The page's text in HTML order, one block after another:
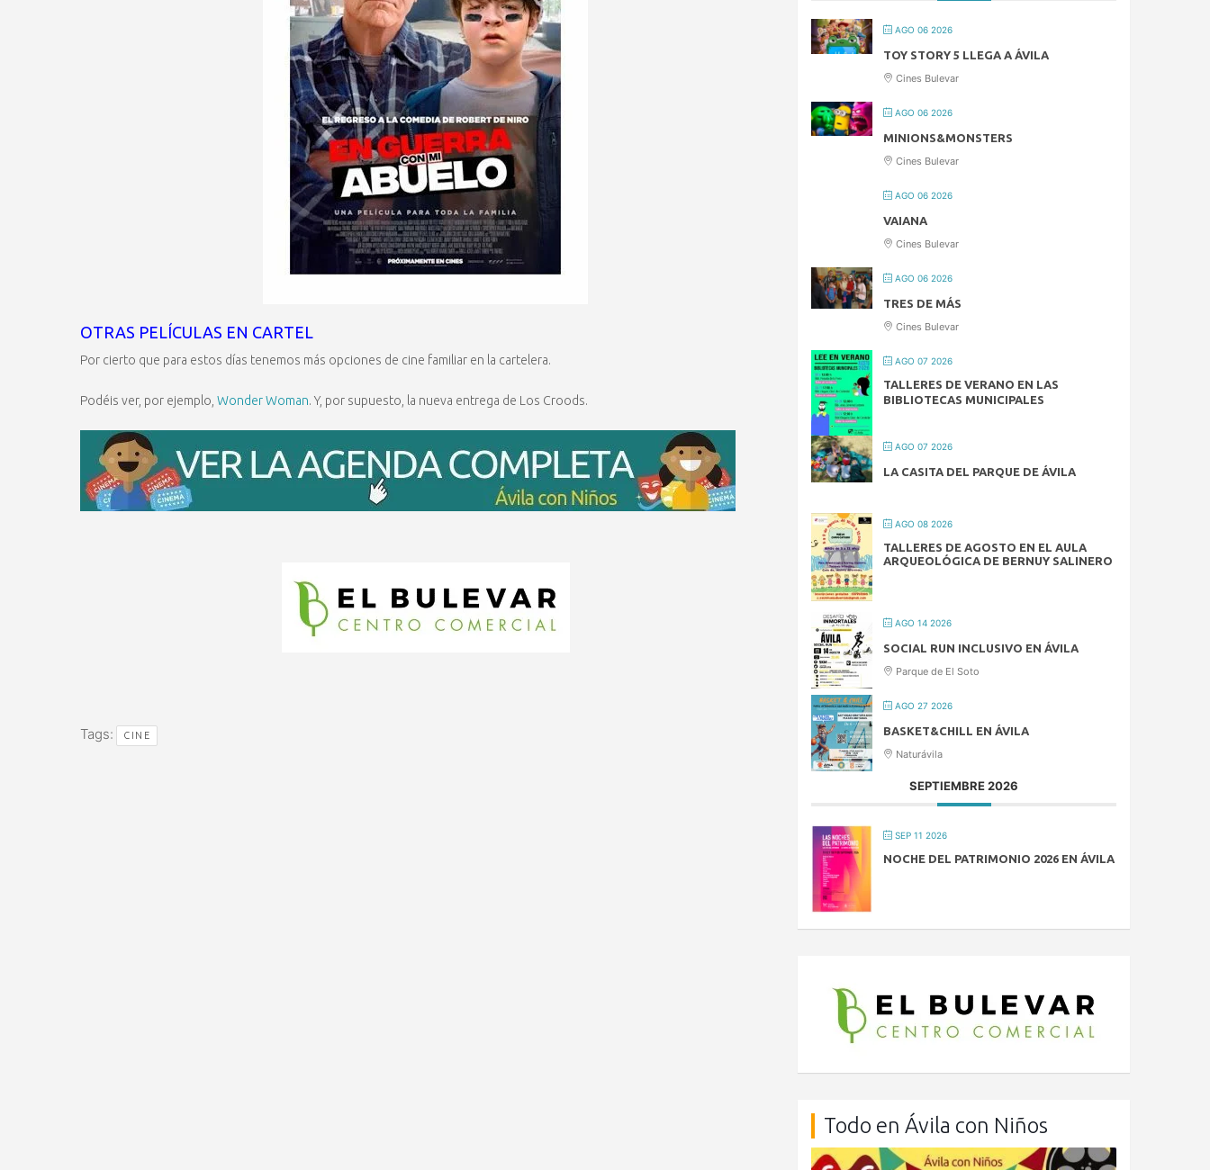
OTRAS PELÍCULAS EN CARTEL
Por cierto que para estos días tenemos más opciones de cine familiar en la cartelera.
Podéis ver, por ejemplo, Wonder Woman. Y, por supuesto, la nueva entrega de Los Croods.
Tags: CINE
AGO 06 2026
TOY STORY 5 LLEGA A ÁVILA
Cines Bulevar
AGO 06 2026
MINIONS&MONSTERS
Cines Bulevar
AGO 06 2026
VAIANA
Cines Bulevar
AGO 06 2026
TRES DE MÁS
Cines Bulevar
AGO 07 2026
TALLERES DE VERANO EN LAS
BIBLIOTECAS MUNICIPALES
AGO 07 2026
LA CASITA DEL PARQUE DE ÁVILA
AGO 08 2026
TALLERES DE AGOSTO EN EL AULA
ARQUEOLÓGICA DE BERNUY SALINERO
AGO 14 2026
SOCIAL RUN INCLUSIVO EN ÁVILA
Parque de El Soto
AGO 27 2026
BASKET&CHILL EN ÁVILA
Naturávila
SEPTIEMBRE 2026
SEP 11 2026
NOCHE DEL PATRIMONIO 2026 EN ÁVILA
Todo en Ávila con Niños